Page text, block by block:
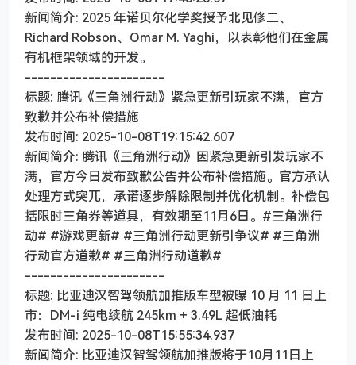
新闻简介: 2025 年诺贝尔化学奖授予北见修二、
Richard Robson、Omar M. Yaghi，以表彰他们在金属
有机框架领域的开发。
----------------------
标题: 腾讯《三角洲行动》紧急更新引玩家不满，官方
致歉并公布补偿措施
发布时间: 2025-10-08T19:15:42.607
新闻简介: 腾讯《三角洲行动》因紧急更新引发玩家不
满，官方今日发布致歉公告并公布补偿措施。官方承认
处理方式突兀，承诺逐步解除限制并优化机制。补偿包
括限时三角券等道具，有效期至11月6日。#三角洲行
动# #游戏更新# #三角洲行动更新引争议# #三角洲
行动官方道歉# #三角洲行动道歉#
----------------------
标题: 比亚迪汉智驾领航加推版车型被曝 10 月 11 日上
市：DM-i 纯电续航 245km + 3.49L 超低油耗
发布时间: 2025-10-08T15:55:34.937
新闻简介: 比亚迪汉智驾领航加推版将于10月11日上